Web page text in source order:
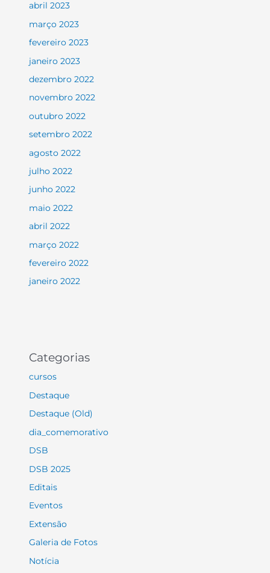
abril 2023
março 2023
fevereiro 2023
janeiro 2023
dezembro 2022
novembro 2022
outubro 2022
setembro 2022
agosto 2022
julho 2022
junho 2022
maio 2022
abril 2022
março 2022
fevereiro 2022
janeiro 2022
Categorias
cursos
Destaque
Destaque (Old)
dia_comemorativo
DSB
DSB 2025
Editais
Eventos
Extensão
Galeria de Fotos
Notícia